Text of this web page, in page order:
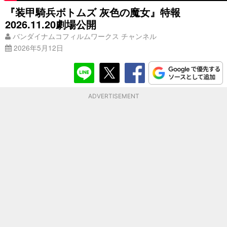
『装甲騎兵ボトムズ 灰色の魔女』特報
2026.11.20劇場公開
バンダイナムコフィルムワークス チャンネル
2026年5月12日
ADVERTISEMENT